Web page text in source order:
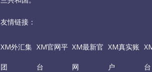
友情链接：
XM外汇集
团
XM官网平
台
XM最新官
网
XM真实账
户 台